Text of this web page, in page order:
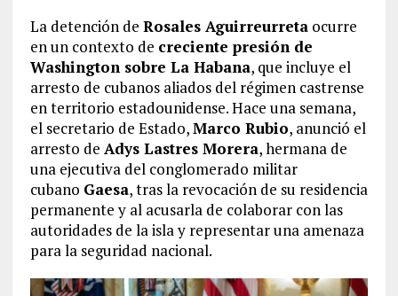
La detención de Rosales Aguirreurretaocurre
en un contexto de creciente presión de
Washington sobre La Habana, que incluye el
arresto de cubanos aliados del régimen castrense
en territorio estadounidense. Hace una semana,
el secretario de Estado,Marco Rubio, anunció el
arresto de Adys Lastres Morera, hermana de
una ejecutiva del conglomerado militar
cubano Gaesa, tras la revocación de su residencia
permanente y al acusarla de colaborar con las
autoridades de la isla y representar una amenaza
para la seguridad nacional.